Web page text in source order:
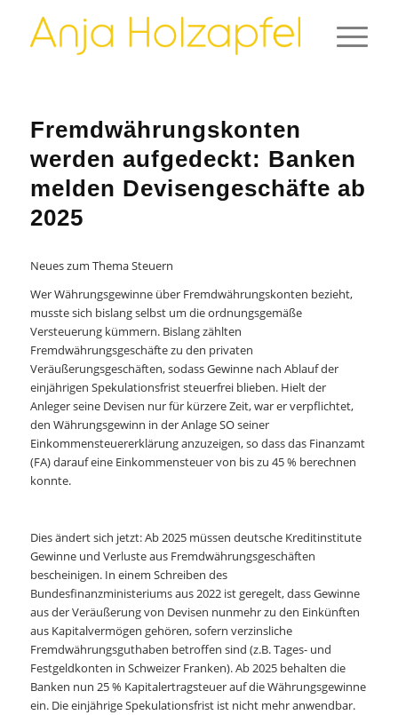
Fremdwährungskonten
werden aufgedeckt: Banken
melden Devisengeschäfte ab
2025
Neues zum Thema Steuern
Wer Währungsgewinne über Fremdwährungskonten bezieht,
musste sich bislang selbst um die ordnungsgemäße
Versteuerung kümmern. Bislang zählten
Fremdwährungsgeschäfte zu den privaten
Veräußerungsgeschäften, sodass Gewinne nach Ablauf der
einjährigen Spekulationsfrist steuerfrei blieben. Hielt der
Anleger seine Devisen nur für kürzere Zeit, war er verpflichtet,
den Währungsgewinn in der Anlage SO seiner
Einkommensteuererklärung anzuzeigen, so dass das Finanzamt
(FA) darauf eine Einkommensteuer von bis zu 45 % berechnen
konnte.
Dies ändert sich jetzt: Ab 2025 müssen deutsche Kreditinstitute
Gewinne und Verluste aus Fremdwährungsgeschäften
bescheinigen. In einem Schreiben des
Bundesfinanzministeriums aus 2022 ist geregelt, dass Gewinne
aus der Veräußerung von Devisen nunmehr zu den Einkünften
aus Kapitalvermögen gehören, sofern verzinsliche
Fremdwährungsguthaben betroffen sind (z.B. Tages- und
Festgeldkonten in Schweizer Franken). Ab 2025 behalten die
Banken nun 25 % Kapitalertragsteuer auf die Währungsgewinne
ein. Die einjährige Spekulationsfrist ist nicht mehr anwendbar.